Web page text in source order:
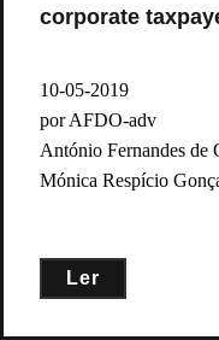
corporate
10-05-2019
por AFDO-adv
António Fernandes de
Mónica Respício
Ler